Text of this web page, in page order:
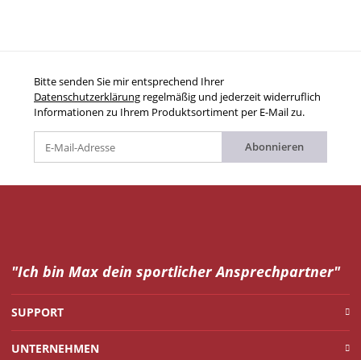
Bitte senden Sie mir entsprechend Ihrer
Datenschutzerklärung regelmäßig und jederzeit widerruflich
Informationen zu Ihrem Produktsortiment per E-Mail zu.
Abonnieren
"Ich bin Max dein sportlicher Ansprechpartner"
SUPPORT
UNTERNEHMEN